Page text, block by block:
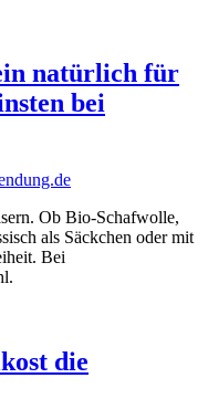
natürlich für
bei
Ob Bio-Schafwolle,
als Säckchen oder mit
Bei
die